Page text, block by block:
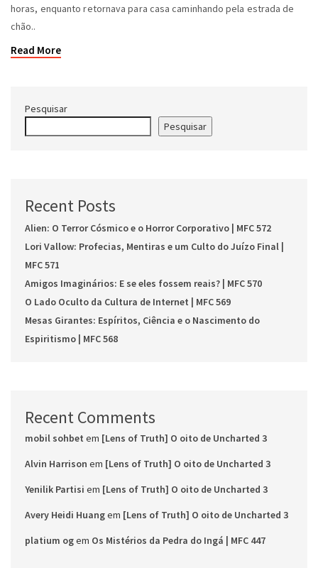
horas, enquanto retornava para casa caminhando pela estrada de
chão..
Read More
Pesquisar
Pesquisar
Recent Posts
Alien: O Terror Cósmico e o Horror Corporativo | MFC 572
Lori Vallow: Profecias, Mentiras e um Culto do Juízo Final |
MFC 571
Amigos Imaginários: E se eles fossem reais? | MFC 570
O Lado Oculto da Cultura de Internet | MFC 569
Mesas Girantes: Espíritos, Ciência e o Nascimento do
Espiritismo | MFC 568
Recent Comments
mobil sohbet em [Lens of Truth] O oito de Uncharted 3
Alvin Harrison em [Lens of Truth] O oito de Uncharted 3
Yenilik Partisi em [Lens of Truth] O oito de Uncharted 3
Avery Heidi Huangem [Lens of Truth] O oito de Uncharted 3
platium ogem Os Mistérios da Pedra do Ingá | MFC 447